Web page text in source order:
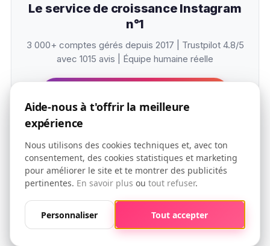
Le service de croissance Instagram
n°1
3 000+ comptes gérés depuis 2017 | Trustpilot 4.8/5
avec 1015 avis | Équipe humaine réelle
Le meilleur service sans bots
: OniGrow
Comparaison : bots vs
service manuel vs DIY
Aide-nous à t'offrir la meilleure
expérience
Nous utilisons des cookies techniques et, avec ton
consentement, des cookies statistiques et marketing
pour améliorer le site et te montrer des publicités
pertinentes. En savoir plus ou tout refuser.
Personnaliser Tout accepter